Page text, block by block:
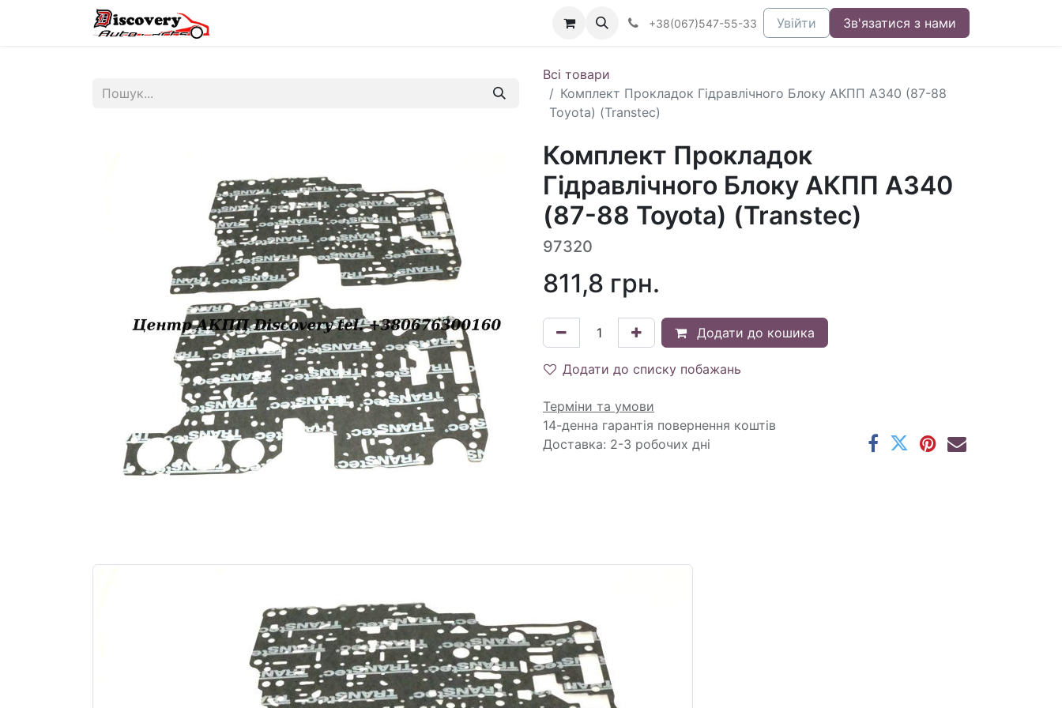
+38(067)547-55-33 Увійти Зв'язатися з нами
Всі товари
Комплект Прокладок Гідравлічного Блоку АКПП A340 (87-88
Toyota) (Transtec)
Комплект Прокладок
Гідравлічного Блоку АКПП A340
(87-88 Toyota) (Transtec)
97320
811,8 грн.
Додати до кошика
Додати до списку побажань
Терміни та умови
14-денна гарантія повернення коштів
Доставка: 2-3 робочих дні